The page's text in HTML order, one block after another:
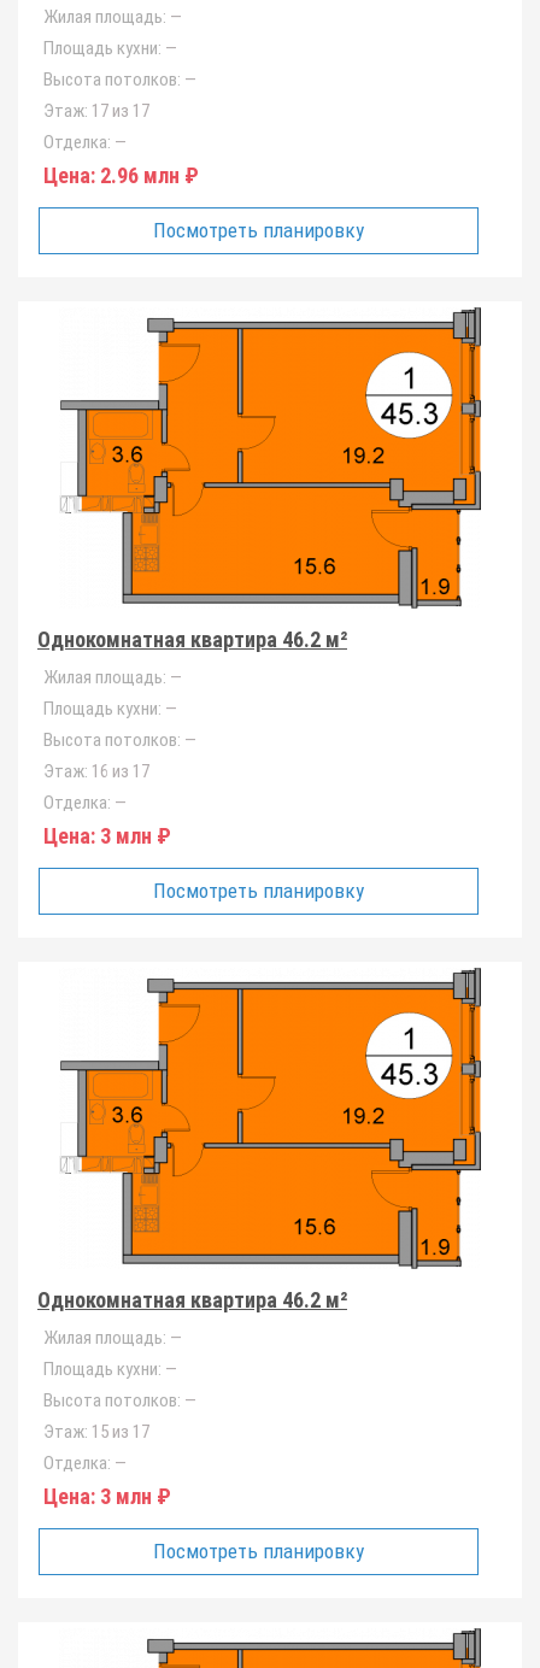
Жилая площадь: —
Площадь кухни: —
Высота потолков: —
Этаж: 17 из 17
Отделка: —
Цена: 2.96 млн ₽
Посмотреть планировку
Однокомнатная квартира 46.2 м²
Жилая площадь: —
Площадь кухни: —
Высота потолков: —
Этаж: 16 из 17
Отделка: —
Цена: 3 млн ₽
Посмотреть планировку
Однокомнатная квартира 46.2 м²
Жилая площадь: —
Площадь кухни: —
Высота потолков: —
Этаж: 15 из 17
Отделка: —
Цена: 3 млн ₽
Посмотреть планировку